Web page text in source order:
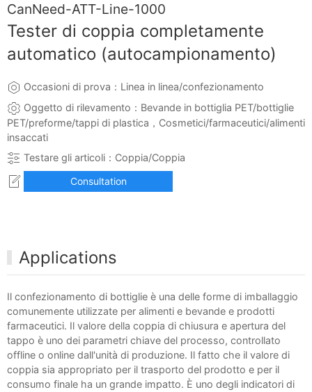
CanNeed-ATT-Line-1000
Tester di coppia completamente
automatico (autocampionamento)
Occasioni di prova：Linea in linea/confezionamento
Oggetto di rilevamento：Bevande in bottiglia PET/bottiglie
PET/preforme/tappi di plastica，Cosmetici/farmaceutici/alimenti
insaccati
Testare gli articoli：Coppia/Coppia
Consultation
Applications
Il confezionamento di bottiglie è una delle forme di imballaggio
comunemente utilizzate per alimenti e bevande e prodotti
farmaceutici. Il valore della coppia di chiusura e apertura del
tappo è uno dei parametri chiave del processo, controllato
offline o online dall'unità di produzione. Il fatto che il valore di
coppia sia appropriato per il trasporto del prodotto e per il
consumo finale ha un grande impatto. È uno degli indicatori di